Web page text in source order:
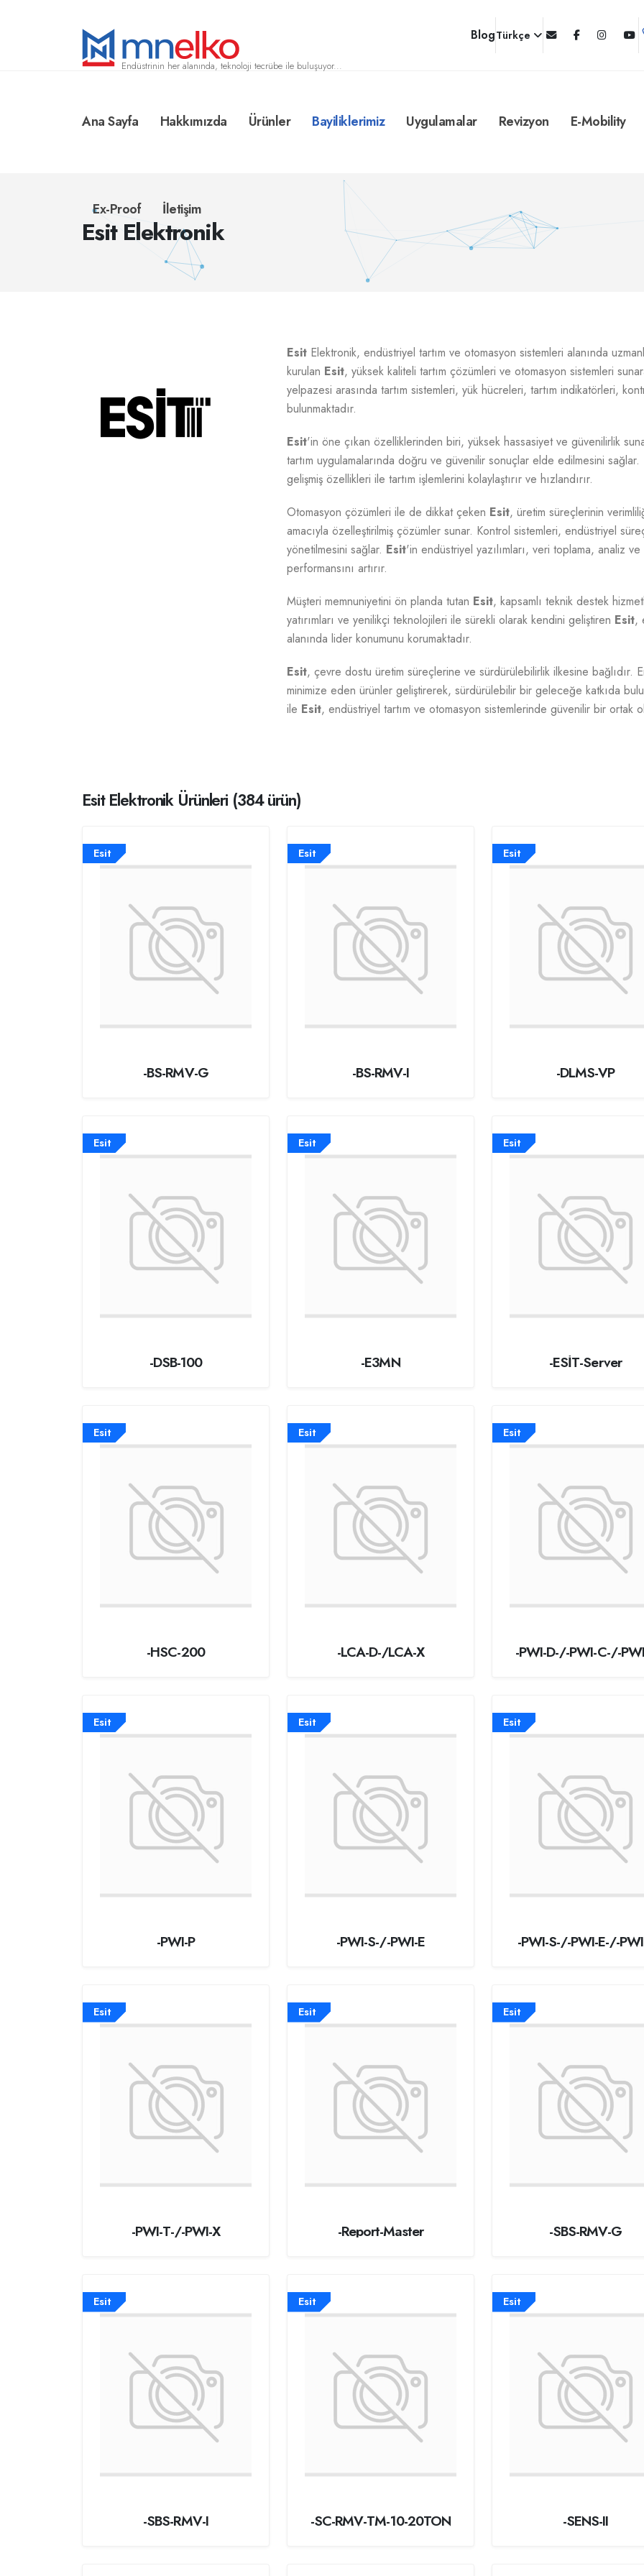
Endüstrinin her alanında, teknoloji tecrübe ile buluşuyor...
BlogTürkçe
Ana Sayfa Hakkımızda Ürünler Bayiliklerimiz Uygulamalar Revizyon E-Mobility
Ex-Proof İletişim
Esit Elektronik
Esit Elektronik, endüstriyel tartım ve otomasyon sistemleri alanında
kurulan Esit, yüksek kaliteli tartım çözümleri ve otomasyon sistemleri
yelpazesi arasında tartım sistemleri, yük hücreleri, tartım indikatörleri,
bulunmaktadır.
Esit'in öne çıkan özelliklerinden biri, yüksek hassasiyet ve güvenilirlik
tartım uygulamalarında doğru ve güvenilir sonuçlar elde edilmesini
gelişmiş özellikleri ile tartım işlemlerini kolaylaştırır ve hızlandırır.
Otomasyon çözümleri ile de dikkat çeken Esit, üretim süreçlerinin
amacıyla özelleştirilmiş çözümler sunar. Kontrol sistemleri, endüstriyel
yönetilmesini sağlar. Esit'in endüstriyel yazılımları, veri toplama, analiz
performansını artırır.
Müşteri memnuniyetini ön planda tutan Esit, kapsamlı teknik destek
yatırımları ve yenilikçi teknolojileri ile sürekli olarak kendini geliştiren Esit,
alanında lider konumunu korumaktadır.
Esit, çevre dostu üretim süreçlerine ve sürdürülebilirlik ilkesine bağlıdır.
minimize eden ürünler geliştirerek, sürdürülebilir bir geleceğe katkıda
ile Esit, endüstriyel tartım ve otomasyon sistemlerinde güvenilir bir
Esit Elektronik Ürünleri (384 ürün)
Esit
-BS-RMV-G
Esit
-BS-RMV-I
Esit
-DLMS-VP
Esit
-DSB-100
Esit
-E3MN
Esit
-ESİT-Server
Esit
-HSC-200
Esit
-LCA-D-/LCA-X
Esit
-PWI-D-/-PWI-C-/-
Esit
-PWI-P
Esit
-PWI-S-/-PWI-E
Esit
-PWI-S-/-PWI-E-/-
Esit
-PWI-T-/-PWI-X
Esit
-Report-Master
Esit
-SBS-RMV-G
Esit
-SBS-RMV-I
Esit
-SC-RMV-TM-10-20TON
Esit
-SENS-II